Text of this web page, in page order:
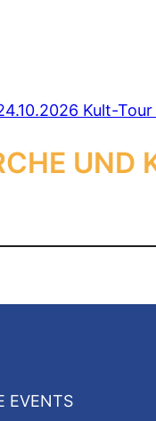
Kult-
EVENTS